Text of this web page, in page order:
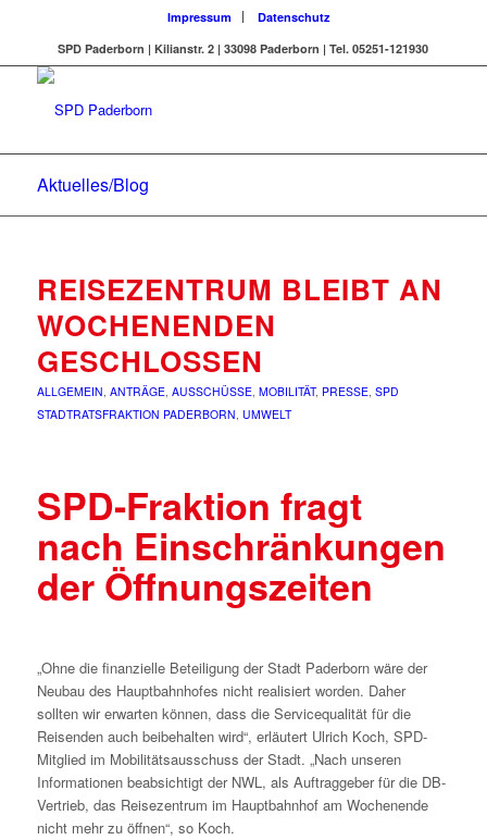
Impressum
Datenschutz
SPD Paderborn | Kilianstr. 2 | 33098 Paderborn | Tel. 05251-121930
Aktuelles/Blog
REISEZENTRUM BLEIBT AN
WOCHENENDEN
GESCHLOSSEN
ALLGEMEIN, ANTRÄGE, AUSSCHÜSSE, MOBILITÄT, PRESSE, SPD
STADTRATSFRAKTION PADERBORN, UMWELT
SPD-Fraktion fragt
nach Einschränkungen
der Öffnungszeiten
„Ohne die finanzielle Beteiligung der Stadt Paderborn wäre der
Neubau des Hauptbahnhofes nicht realisiert worden. Daher
sollten wir erwarten können, dass die Servicequalität für die
Reisenden auch beibehalten wird“, erläutert Ulrich Koch, SPD-
Mitglied im Mobilitätsausschuss der Stadt. „Nach unseren
Informationen beabsichtigt der NWL, als Auftraggeber für die DB-
Vertrieb, das Reisezentrum im Hauptbahnhof am Wochenende
nicht mehr zu öffnen“, so Koch.